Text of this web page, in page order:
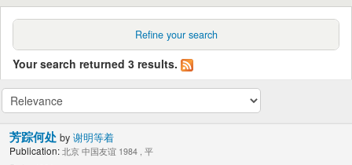
目
Refine your search
Your search returned 3 results.
芳踪何处by谢明等着
Publication: 北京 中国友谊 1984 , 平